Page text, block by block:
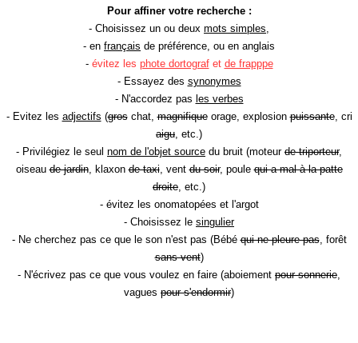
Pour affiner votre recherche :
- Choisissez un ou deux mots simples
- en français de préférence, ou en anglais
- évitez les phote dortografet de frapppe
- Essayez des synonymes
- N'accordez pas les verbes
- Evitez les adjectifs (groschat,magnifiqueorage, explosionpuissante, cri
aigu , etc.)
- Privilégiez le seul nom de l'objet source du bruit (moteur de triporteur,
oiseaude jardin, klaxonde taxi, ventdu soir, poulequi a mal à la patte
droite , etc.)
- évitez les onomatopées et l'argot
- Choisissez le singulier
- Ne cherchez pas ce que le son n'est pas (Bébéqui ne pleure pas, forêt
sans vent)
- N'écrivez pas ce que vous voulez en faire (aboiement pour sonnerie
vagues pour s'endormir)